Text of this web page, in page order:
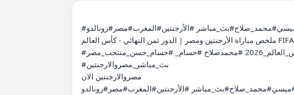
#ملخص #مباراة#مصروالارجنتين(2-3)#كأس_العالم#ميسي#محمد_صلاح#بث_مباشر #الأرجنتين#المغرب#مصر#رونالدو
ملخص مباراة الأرجنتين ومصر | الدور ثمن النهائي - كأس العالم FIFA 2026™
#ملخص#محمدصلاح #ميسي#مباراة_مصروالارجنتين #كأس_العالم #كأس_العالم_2026 #محمدصلاح #حسام_ #حسام_حسن_منتخب_مصر#shorts
#بث_مباشر_مصروالارجنتين
مصروالارجنتين الان
#مباراة#مصروالارجنتين(2-3)#كأس_العالم#ميسي#محمد_صلاح#بث_مباشر #الأرجنتين#المغرب#مصر#رونالدو